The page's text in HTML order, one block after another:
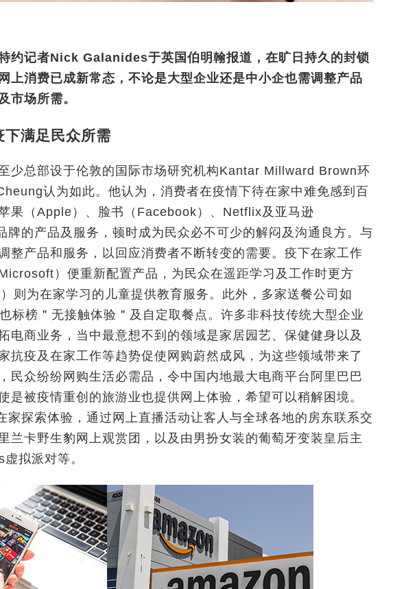
约记者Nick Galanides于英国伯明翰报道，在旷日持久的封锁
上消费已成新常态，不论是大型企业还是中小企也需调整产品
市场所需。
满足民众所需
少总部设于伦敦的国际市场研究机构Kantar Millward Brown环
认为如此。他认为，消费者在疫情下待在家中难免感到百
果（Apple）、脸书（Facebook）、Netflix及亚马逊
牌的产品及服务，顿时成为民众必不可少的解闷及沟通良方。与
整产品和服务，以回应消费者不断转变的需要。疫下在家工作
）便重新配置产品，为民众在遥距学习及工作时更方
则为在家学习的儿童提供教育服务。此外，多家送餐公司如
标榜＂无接触体验＂及自定取餐点。许多非科技传统大型企业
电商业务，当中最意想不到的领域是家居园艺、保健健身以及
抗疫及在家工作等趋势促使网购蔚然成风，为这些领域带来了
民众纷纷网购生活必需品，令中国内地最大电商平台阿里巴巴
是被疫情重创的旅游业也提供网上体验，希望可以稍解困境。
探索体验，通过网上直播活动让客人与全球各地的房东联系交
兰卡野生豹网上观赏团，以及由男扮女装的葡萄牙变装皇后主
拟派对等。